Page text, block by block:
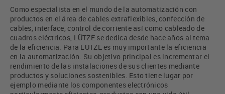
Como especialista en el mundo de la automatización con
productos en el área de cables extraflexibles, confección de
cables, interface, control de corriente así como cableado de
cuadros eléctricos, LÜTZE se dedica desde hace años al tema
de la eficiencia. Para LÜTZE es muy importante la eficiencia
en la automatización. Su objetivo principal es incrementar el
rendimiento de las instalaciones de sus clientes mediante
productos y soluciones sostenibles. Esto tiene lugar por
ejemplo mediante los componentes electrónicos